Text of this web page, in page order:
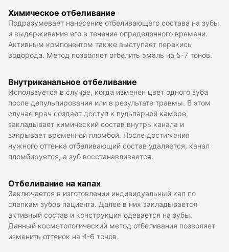
Химическое отбеливание
Подразумевает нанесение отбеливающего состава на зубы
и выдерживание его в течение определенного времени.
Активным компонентом также выступает перекись
водорода. Метод позволяет отбелить эмаль на 5-7 тонов.
Внутриканальное отбеливание
Используется в случае, когда изменен цвет одного зуба
после депульпирования или в результате травмы. В этом
случае врач создает доступ к пульпарной камере,
закладывает химический состав внутрь канала и
закрывает временной пломбой. После достижения
нужного оттенка отбеливающий состав удаляется, канал
пломбируется, а зуб восстанавливается.
Отбеливание на капах
Заключается в изготовлении индивидуальный кап по
слепкам зубов пациента. Далее в них закладывается
активный состав и конструкция одевается на зубы.
Данный косметологический метод отбеливания позволяет
изменить оттенок на 4-6 тонов.